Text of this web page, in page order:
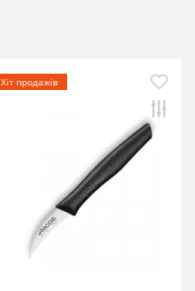
Хіт продажів